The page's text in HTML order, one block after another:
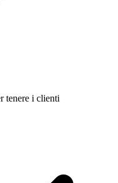
tenere i clienti